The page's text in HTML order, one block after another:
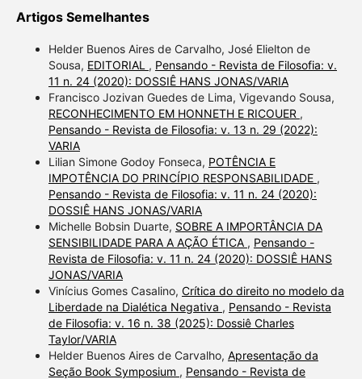
Artigos Semelhantes
Helder Buenos Aires de Carvalho, José Elielton de
Sousa, EDITORIAL , Pensando - Revista de Filosofia: v.
11 n. 24 (2020): DOSSIÊ HANS JONAS/VARIA
Francisco Jozivan Guedes de Lima, Vigevando Sousa,
RECONHECIMENTO EM HONNETH E RICOUER ,
Pensando - Revista de Filosofia: v. 13 n. 29 (2022):
VARIA
Lilian Simone Godoy Fonseca, POTÊNCIA E
IMPOTÊNCIA DO PRINCÍPIO RESPONSABILIDADE ,
Pensando - Revista de Filosofia: v. 11 n. 24 (2020):
DOSSIÊ HANS JONAS/VARIA
Michelle Bobsin Duarte, SOBRE A IMPORTÂNCIA DA
SENSIBILIDADE PARA A AÇÃO ÉTICA , Pensando -
Revista de Filosofia: v. 11 n. 24 (2020): DOSSIÊ HANS
JONAS/VARIA
Vinícius Gomes Casalino, Crítica do direito no modelo da
Liberdade na Dialética Negativa , Pensando - Revista
de Filosofia: v. 16 n. 38 (2025): Dossiê Charles
Taylor/VARIA
Helder Buenos Aires de Carvalho, Apresentação da
Seção Book Symposium , Pensando - Revista de